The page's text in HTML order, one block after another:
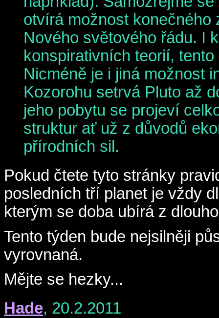
otvírá možnost
Nového světového řádu. I
konspirativních teorií,
Nicméně je i jiná možnost
Kozorohu setrvá Pluto až
jeho pobytu se projeví
struktur ať už z důvodů
přírodních sil.
Pokud čtete tyto stránky
posledních tří planet je vždy
kterým se doba ubírá z
Tento týden bude nejsilněji
vyrovnaná.
Mějte se hezky...
Hade, 20.2.2011